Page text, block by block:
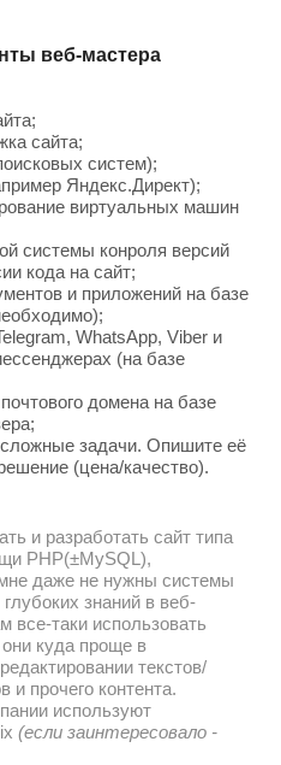
веб-мастера
сайта;
систем);
Яндекс.Директ);
виртуальных машин
системы конроля версий
кода на сайт;
и приложений на базе
WhatsApp, Viber и
(на базе
домена на базе
задачи. Опишите её
(цена/качество).
и разработать сайт типа
PHP(±MySQL),
даже не нужны системы
знаний в веб-
все-таки использовать
они куда проще в
текстов/
и прочего контента.
используют
(если заинтересовало -